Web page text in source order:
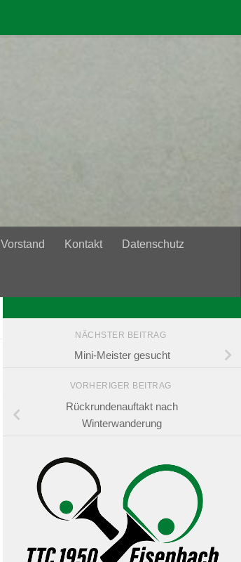
Vorstand Kontakt Datenschutz
NÄCHSTER BEITRAG
Mini-Meister gesucht
VORHERIGER BEITRAG
Rückrundenauftakt nach
Winterwanderung